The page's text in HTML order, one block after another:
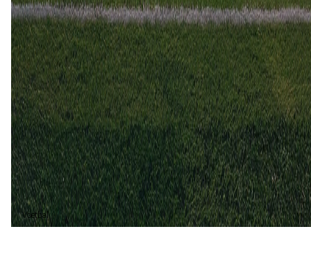
Baranovichi
ML Vitebsk
2 3
4 aug
2023
ML Vitebsk
Baranovichi
5 0
ML Vitebsk (4) 80%
Baranovichi (1) 20%
Voetbal